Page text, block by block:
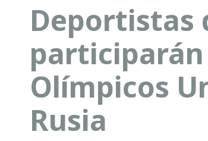
Deportistas
participarán
Olímpicos
Rusia